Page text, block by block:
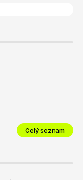
Celý seznam